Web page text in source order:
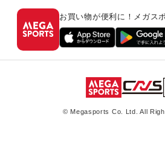
お買い物が便利に！メガス
© Megasports Co. Ltd. All